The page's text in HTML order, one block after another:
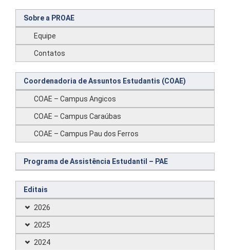
Sobre a PROAE
Equipe
Contatos
Coordenadoria de Assuntos Estudantis (COAE)
COAE – Campus Angicos
COAE – Campus Caraúbas
COAE – Campus Pau dos Ferros
Programa de Assistência Estudantil – PAE
Editais
2026
2025
2024